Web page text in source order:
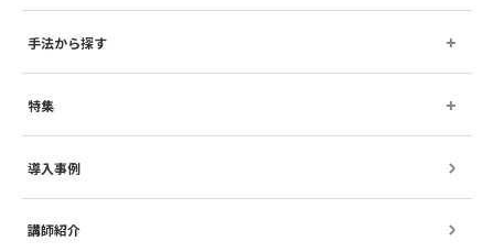
手法から探す
特集
導入事例
講師紹介